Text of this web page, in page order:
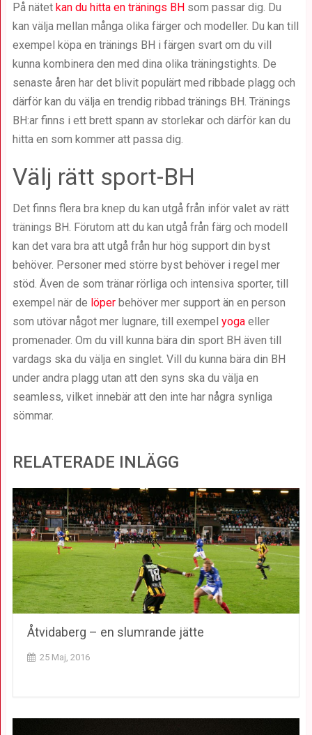
På nätet kan du hitta en tränings BH som passar dig. Du
kan välja mellan många olika färger och modeller. Du kan till
exempel köpa en tränings BH i färgen svart om du vill
kunna kombinera den med dina olika träningstights. De
senaste åren har det blivit populärt med ribbade plagg och
därför kan du välja en trendig ribbad tränings BH. Tränings
BH:ar finns i ett brett spann av storlekar och därför kan du
hitta en som kommer att passa dig.
Välj rätt sport-BH
Det finns flera bra knep du kan utgå från inför valet av rätt
tränings BH. Förutom att du kan utgå från färg och modell
kan det vara bra att utgå från hur hög support din byst
behöver. Personer med större byst behöver i regel mer
stöd. Även de som tränar rörliga och intensiva sporter, till
exempel när de löper behöver mer support än en person
som utövar något mer lugnare, till exempel yogaeller
promenader. Om du vill kunna bära din sport BH även till
vardags ska du välja en singlet. Vill du kunna bära din BH
under andra plagg utan att den syns ska du välja en
seamless, vilket innebär att den inte har några synliga
sömmar.
RELATERADE INLÄGG
Åtvidaberg – en slumrande jätte
25 Maj, 2016